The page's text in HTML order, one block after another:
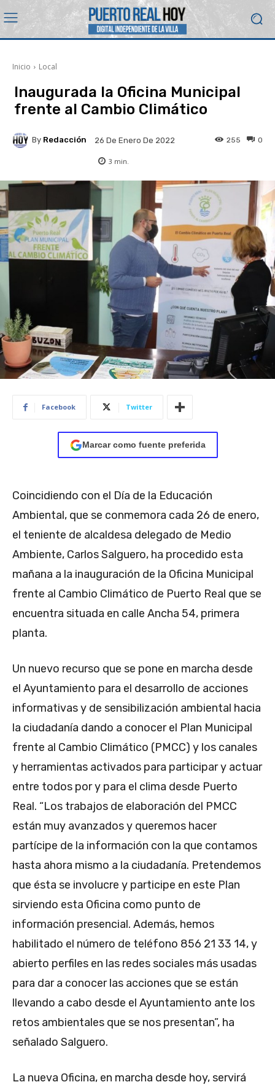
Inicio Local
Inaugurada la Oficina Municipal
frente al Cambio Climático
By Redacción 26 De Enero De 2022 0
255
3 min.
Facebook Twitter
Marcar como fuente preferida
Coincidiendo con el Día de la Educación
Ambiental, que se conmemora cada 26 de enero,
el teniente de alcaldesa delegado de Medio
Ambiente, Carlos Salguero, ha procedido esta
mañana a la inauguración de la Oficina Municipal
frente al Cambio Climático de Puerto Real que se
encuentra situada en calle Ancha 54, primera
planta.
Un nuevo recurso que se pone en marcha desde
el Ayuntamiento para el desarrollo de acciones
informativas y de sensibilización ambiental hacia
la ciudadanía dando a conocer el Plan Municipal
frente al Cambio Climático (PMCC) y los canales
y herramientas activados para participar y actuar
entre todos por y para el clima desde Puerto
Real. “Los trabajos de elaboración del PMCC
están muy avanzados y queremos hacer
partícipe de la información con la que contamos
hasta ahora mismo a la ciudadanía. Pretendemos
que ésta se involucre y participe en este Plan
sirviendo esta Oficina como punto de
información presencial. Además, hemos
habilitado el número de teléfono 856 21 33 14, y
abierto perfiles en las redes sociales más usadas
para dar a conocer las acciones que se están
llevando a cabo desde el Ayuntamiento ante los
retos ambientales que se nos presentan”, ha
señalado Salguero.
La nueva Oficina, en marcha desde hoy, servirá